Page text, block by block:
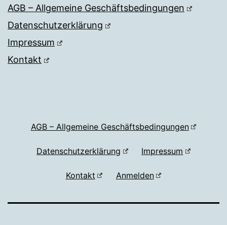
AGB – Allgemeine Geschäftsbedingungen
Datenschutzerklärung
Impressum
Kontakt
AGB – Allgemeine Geschäftsbedingungen
Datenschutzerklärung Impressum
Kontakt Anmelden